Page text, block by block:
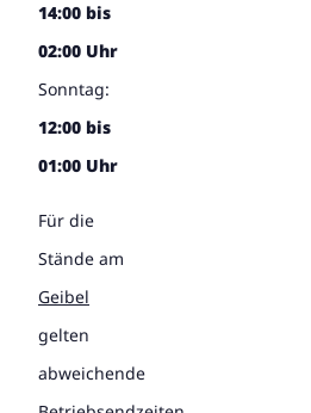
14:00 bis
02:00 Uhr
Sonntag:
12:00 bis
01:00 Uhr
Für die
Stände am
Geibel
gelten
abweichende